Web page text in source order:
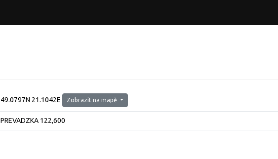
49.0797N 21.1042E Zobrazit na mapě
PREVADZKA 122,600